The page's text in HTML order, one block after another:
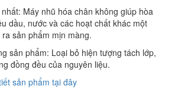
Máy nhũ hóa chân không giúp hòa
dầu, nước và các hoạt chất khác một
sản phẩm mịn màng.
sản phẩm: Loại bỏ hiện tượng tách lớp,
đồng đều của nguyên liệu.
sản phẩm tại đây